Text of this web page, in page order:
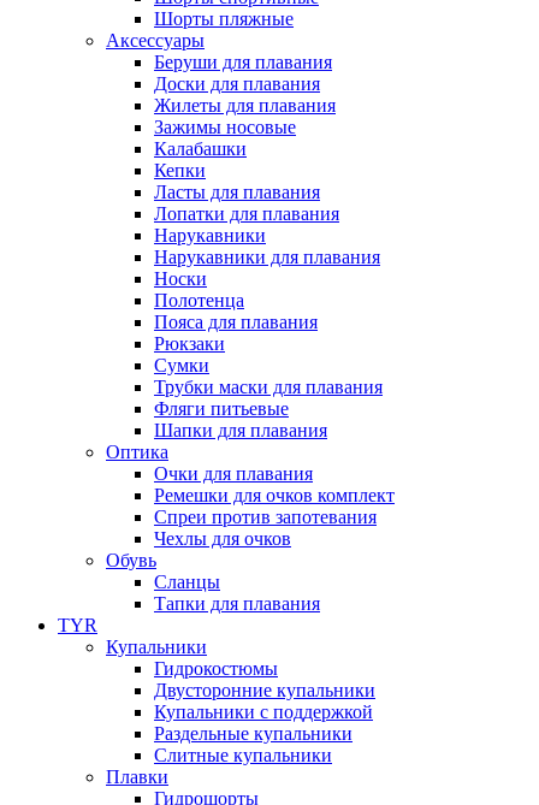
Шорты пляжные
Аксессуары
Беруши для плавания
Доски для плавания
Жилеты для плавания
Зажимы носовые
Калабашки
Кепки
Ласты для плавания
Лопатки для плавания
Нарукавники
Нарукавники для плавания
Носки
Полотенца
Пояса для плавания
Рюкзаки
Сумки
Трубки маски для плавания
Фляги питьевые
Шапки для плавания
Оптика
Очки для плавания
Ремешки для очков комплект
Спреи против запотевания
Чехлы для очков
Обувь
Сланцы
Тапки для плавания
TYR
Купальники
Гидрокостюмы
Двусторонние купальники
Купальники с поддержкой
Раздельные купальники
Слитные купальники
Плавки
Гидрошорты